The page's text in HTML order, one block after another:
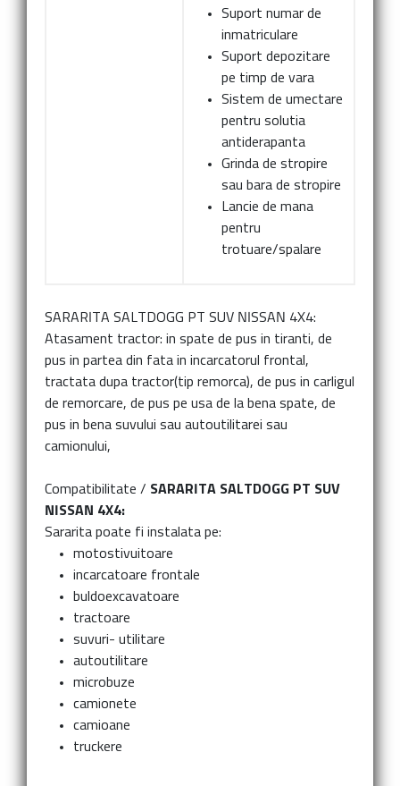
Suport numar de
inmatriculare
Suport depozitare
pe timp de vara
Sistem de umectare
pentru solutia
antiderapanta
Grinda de stropire
sau bara de stropire
Lancie de mana
pentru
trotuare/spalare
SARARITA SALTDOGG PT SUV NISSAN 4X4:
Atasament tractor: in spate de pus in tiranti, de
pus in partea din fata in incarcatorul frontal,
tractata dupa tractor(tip remorca), de pus in carligul
de remorcare, de pus pe usa de la bena spate, de
pus in bena suvului sau autoutilitarei sau
camionului,
Compatibilitate / SARARITA SALTDOGG PT SUV
NISSAN 4X4:
Sararita poate fi instalata pe:
motostivuitoare
incarcatoare frontale
buldoexcavatoare
tractoare
suvuri- utilitare
autoutilitare
microbuze
camionete
camioane
truckere